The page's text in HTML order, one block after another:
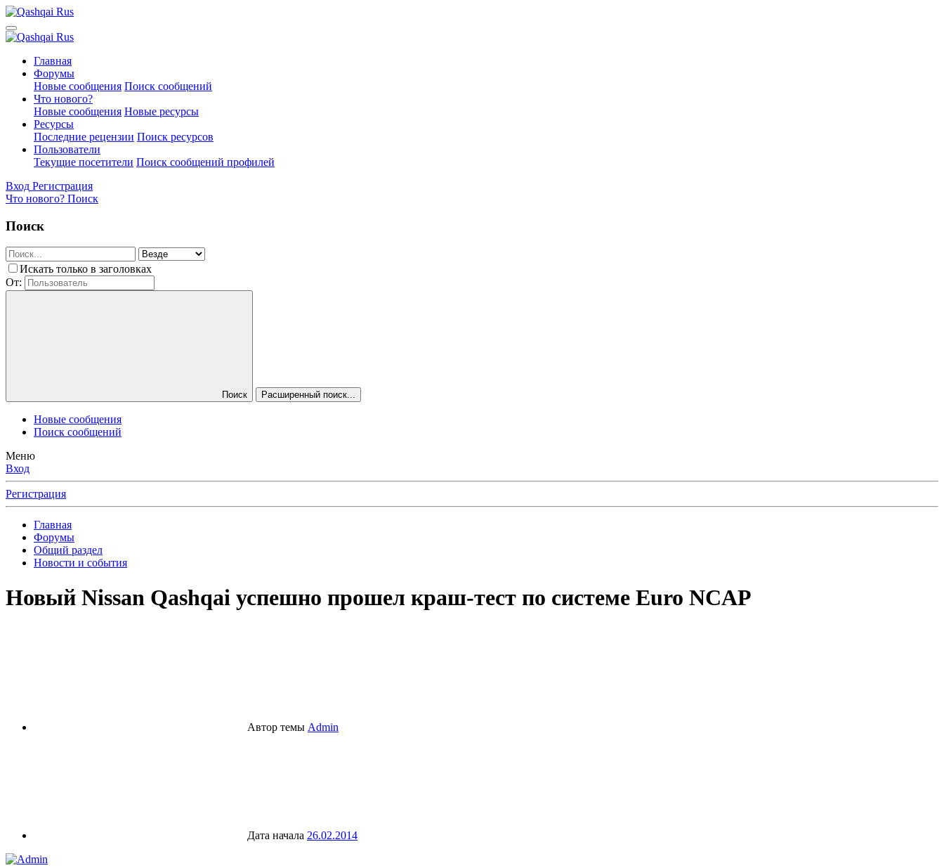
Главная
Форумы
Новые сообщения Поиск сообщений
Что нового?
Новые сообщения Новые ресурсы
Ресурсы
Последние рецензии Поиск ресурсов
Пользователи
Текущие посетители Поиск сообщений профилей
Вход Регистрация
Что нового? Поиск
Поиск
Искать только в заголовках
От:
Поиск Расширенный поиск...
Новые сообщения
Поиск сообщений
Меню
Вход
Регистрация
Главная
Форумы
Общий раздел
Новости и события
Новый Nissan Qashqai успешно прошел краш-тест по системе Euro NCAP
Автор темы Admin
Дата начала 26.02.2014